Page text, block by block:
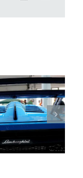
Das
Ruhrgebiet
zu Gast bei
Südtirol
Dolomiten